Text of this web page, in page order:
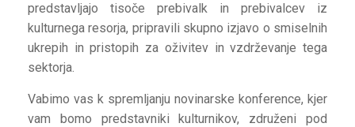
predstavljajo tisoče prebivalk in prebivalcev iz
kulturnega resorja, pripravili skupno izjavo o smiselnih
ukrepih in pristopih za oživitev in vzdrževanje tega
sektorja.
Vabimo vas k spremljanju novinarske konference, kjer
vam bomo predstavniki kulturnikov, združeni pod